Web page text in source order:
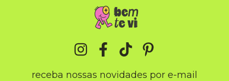
receba nossas novidades por e-mail